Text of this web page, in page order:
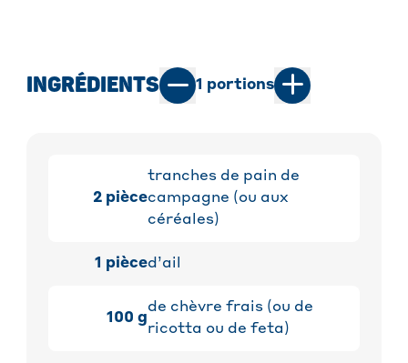
INGRÉDIENTS 1 portions
2 pièce
tranches de pain de
campagne (ou aux
céréales)
1 pièced’ail
100 g
de chèvre frais (ou de
ricotta ou de feta)